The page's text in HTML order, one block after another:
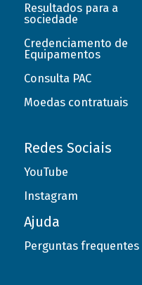
Resultados para a
sociedade
Credenciamento de
Equipamentos
Consulta PAC
Moedas contratuais
Redes Sociais
YouTube
Instagram
Ajuda
Perguntas frequentes